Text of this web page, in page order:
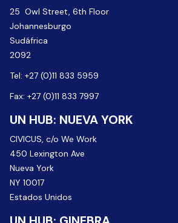
25 Owl Street, 6th Floor
Johannesburgo
Sudáfrica
2092
Tel: +27 (0)11 833 5959
Fax: +27 (0)11 833 7997
UN HUB: NUEVA YORK
CIVICUS, c/o We Work
450 Lexington Ave
Nueva York
NY 10017
Estados Unidos